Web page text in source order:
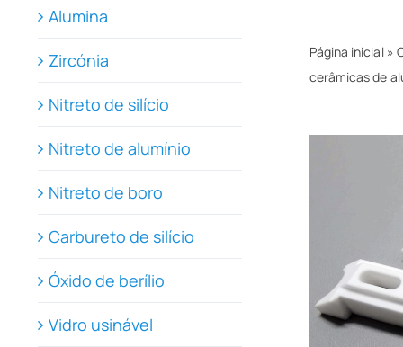
Página inicial»
cerâmicas de
Alumina
Zircónia
Nitreto de silício
Nitreto de alumínio
Nitreto de boro
Carbureto de silício
Óxido de berílio
Vidro usinável